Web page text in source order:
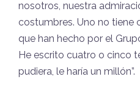
nosotros, nuestra
costumbres. Uno no tiene
que han hecho por el
He escrito cuatro o cinco
pudiera, le haría un millón”.